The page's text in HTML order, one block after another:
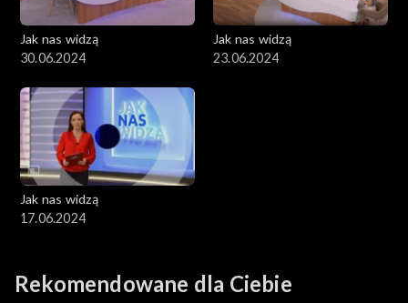
Jak nas widzą
30.06.2024
Jak nas widzą
23.06.2024
Jak nas widzą
17.06.2024
Rekomendowane dla Ciebie